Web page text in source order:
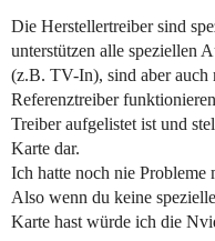
Die Herstellertreiber sind
unterstützen alle speziellen
(z.B. TV-In), sind aber
Referenztreiber
Treiber aufgelistet ist und
Karte dar.
Ich hatte noch nie
Also wenn du keine
Karte hast würde ich die